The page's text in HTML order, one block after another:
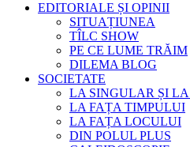
EDITORIALE ȘI OPINII
SITUAȚIUNEA
TÎLC SHOW
PE CE LUME TRĂIM
DILEMA BLOG
SOCIETATE
LA SINGULAR ȘI
LA FAȚA TIMPULUI
LA FAȚA LOCULUI
DIN POLUL PLUS